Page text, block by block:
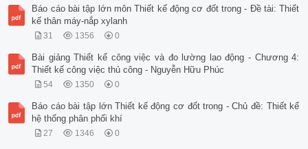
Báo cáo bài tập lớn môn Thiết kế động cơ đốt trong - Đề tài: Thiết
kế thân máy-nắp xylanh
31 1356 0
Bài giảng Thiết kế công việc và đo lường lao động - Chương 4:
Thiết kế công việc thủ công - Nguyễn Hữu Phúc
54 1350 0
Báo cáo bài tập lớn Thiết kế động cơ đốt trong - Chủ đề: Thiết kế
hệ thống phân phối khí
27 1346 0